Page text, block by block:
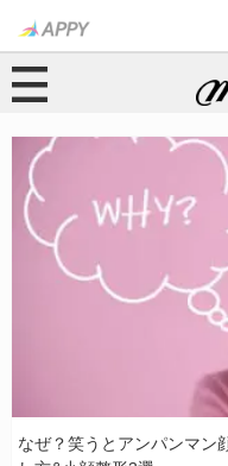
なぜ？笑うとアンパンマン